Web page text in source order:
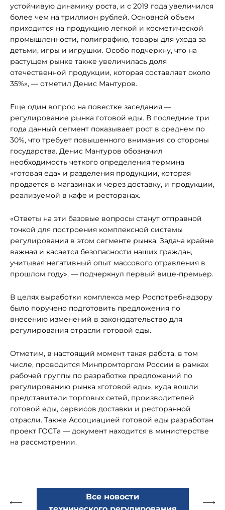
устойчивую динамику роста, и с 2019 года увеличился
более чем на триллион рублей. Основной объем
приходится на продукцию лёгкой и косметической
промышленности, полиграфию, товары для ухода за
детьми, игры и игрушки. Особо подчеркну, что на
растущем рынке также увеличилась доля
отечественной продукции, которая составляет около
35%», — отметил Денис Мантуров.
Еще один вопрос на повестке заседания —
регулирование рынка готовой еды. В последние три
года данный сегмент показывает рост в среднем по
30%, что требует повышенного внимания со стороны
государства. Денис Мантуров обозначил
необходимость четкого определения термина
«готовая еда» и разделения продукции, которая
продается в магазинах и через доставку, и продукции,
реализуемой в кафе и ресторанах.
«Ответы на эти базовые вопросы станут отправной
точкой для построения комплексной системы
регулирования в этом сегменте рынка. Задача крайне
важная и касается безопасности наших граждан,
учитывая негативный опыт массового отравления в
прошлом году», — подчеркнул первый вице-премьер.
В целях выработки комплекса мер Роспотребнадзору
было поручено подготовить предложения по
внесению изменений в законодательство для
регулирования отрасли готовой еды.
Отметим, в настоящий момент такая работа, в том
числе, проводится Минпромторгом России в рамках
рабочей группы по разработке предложений по
регулированию рынка «готовой еды», куда вошли
представители торговых сетей, производителей
готовой еды, сервисов доставки и ресторанной
отрасли. Также Ассоциацией готовой еды разработан
проект ГОСТа — документ находится в министерстве
на рассмотрении.
Все новости